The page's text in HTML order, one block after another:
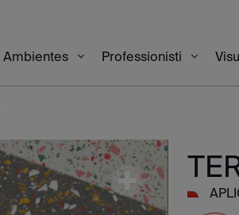
Ambientes Professionisti